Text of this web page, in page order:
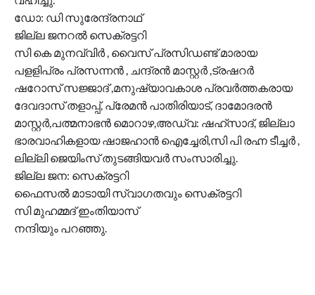
ഡോ: ഡി സുരേന്ദ്രനാഥ്
ജില്ല ജനറൽ സെക്രട്ടറി
സി കെ മുനവ്വിർ , വൈസ് പ്രസിഡണ്ട് മാരായ
പളളിപ്രം പ്രസന്നൻ , ചന്ദ്രൻ മാസ്റ്റർ ,ട്രഷറർ
ഷറോസ് സജ്ജാദ് ,മനുഷ്യാവകാശ പ്രവർത്തകരായ
ദേവദാസ് തളാപ്പ്, പ്രേമൻ പാതിരിയാട്, ദാമോദരൻ
മാസ്റ്റർ,പത്മനാഭൻ മൊറാഴ,അഡ്വ: ഷഹ്സാദ്, ജില്ലാ
ഭാരവാഹികളായ ഷാജഹാൻ ഐച്ചേരി,സി പി രഹ്ന ടീച്ചർ ,
ലില്ലി ജെയിംസ് തുടങ്ങിയവർ സംസാരിച്ചു.
ജില്ല ജന: സെക്രട്ടറി
ഫൈസൽ മാടായി സ്വാഗതവും സെക്രട്ടറി
സി മുഹമ്മദ് ഇംതിയാസ്
നന്ദിയും പറഞ്ഞു.